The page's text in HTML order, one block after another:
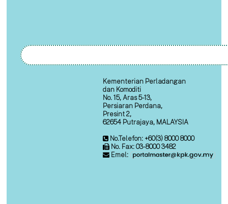
Kementerian Perladangan
dan Komoditi
No. 15, Aras 5-13,
Persiaran Perdana,
Presint 2,
62654 Putrajaya, MALAYSIA
No.Telefon: +60(3) 8000 8000
No. Fax: 03-8000 3482
Emel: